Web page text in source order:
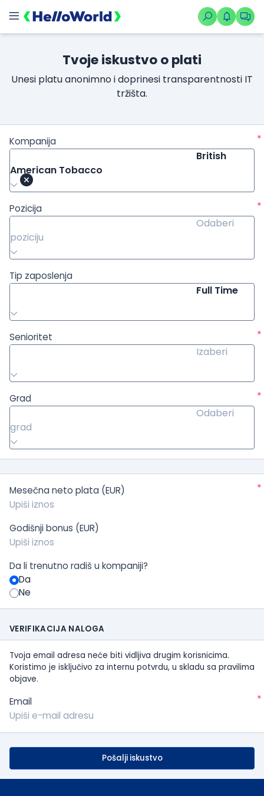
Tvoje iskustvo o plati
Unesi platu anonimno i doprinesi transparentnosti IT
tržišta.
Kompanija
*
British
American Tobacco
Pozicija
*
Odaberi
poziciju
Tip zaposlenja
Full Time
Senioritet
*
Izaberi
Grad
*
Odaberi
grad
Mesečna neto plata (EUR) *
Godišnji bonus (EUR)
Da li trenutno radiš u kompaniji?
Da
Ne
VERIFIKACIJA NALOGA
Tvoja email adresa neće biti vidljiva drugim korisnicima.
Koristimo je isključivo za internu potvrdu, u skladu sa pravilima
objave.
Email *
Pošalji iskustvo